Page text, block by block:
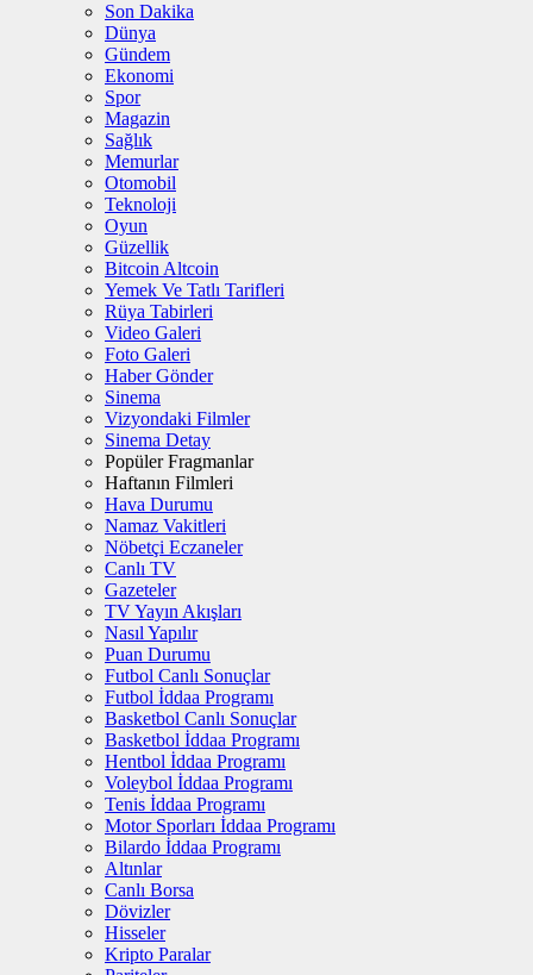
Son Dakika
Dünya
Gündem
Ekonomi
Spor
Magazin
Sağlık
Memurlar
Otomobil
Teknoloji
Oyun
Güzellik
Bitcoin Altcoin
Yemek Ve Tatlı Tarifleri
Rüya Tabirleri
Video Galeri
Foto Galeri
Haber Gönder
Sinema
Vizyondaki Filmler
Sinema Detay
Popüler Fragmanlar
Haftanın Filmleri
Hava Durumu
Namaz Vakitleri
Nöbetçi Eczaneler
Canlı TV
Gazeteler
TV Yayın Akışları
Nasıl Yapılır
Puan Durumu
Futbol Canlı Sonuçlar
Futbol İddaa Programı
Basketbol Canlı Sonuçlar
Basketbol İddaa Programı
Hentbol İddaa Programı
Voleybol İddaa Programı
Tenis İddaa Programı
Motor Sporları İddaa Programı
Bilardo İddaa Programı
Altınlar
Canlı Borsa
Dövizler
Hisseler
Kripto Paralar